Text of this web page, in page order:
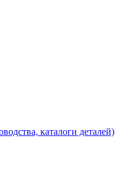
каталоги деталей)